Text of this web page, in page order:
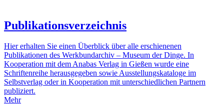
Publikationsverzeichnis
Hier erhalten Sie einen Überblick über alle erschienenen
Publikationen des Werkbundarchiv – Museum der Dinge. In
Kooperation mit dem Anabas Verlag in Gießen wurde eine
Schriftenreihe herausgegeben sowie Ausstellungskataloge im
Selbstverlag oder in Kooperation mit unterschiedlichen Partnern
publiziert.
Mehr